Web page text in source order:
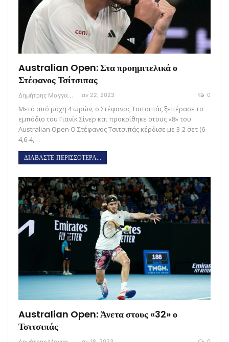
Australian Open: Στα προημιτελικά ο
Στέφανος Τσίτσιπας
Δημήτρης Μαγγανάρης Ιαν 22, 2023 0
Μετά από μάχη 4 ωρών, ο Στέφανος Τσιτσιπάς ξεπέρασε το
εμπόδιο του Γιανίκ Σίνερ και προκρίθηκε στους «8» του
Australian Open Ο Στέφανος Τσιτσιπάς κέρδισε με 3-2 σετ (6-
4,6-4,…
ΔΙΑΒΑΣΤΕ ΠΕΡΙΣΣΟΤΕΡΑ...
Australian Open: Άνετα στους «32» ο
Τσιτσιπάς